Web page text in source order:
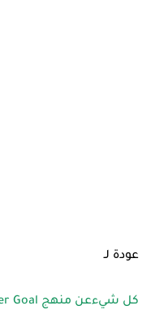
عودة لـ
كل شيءعن منهج Super Goal للمرحلة المتوسطة